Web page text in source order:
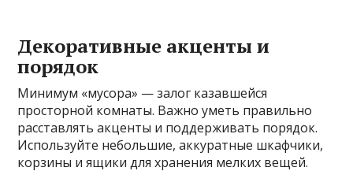
Декоративные акценты и
порядок
Минимум «мусора» — залог казавшейся
просторной комнаты. Важно уметь правильно
расставлять акценты и поддерживать порядок.
Используйте небольшие, аккуратные шкафчики,
корзины и ящики для хранения мелких вещей.